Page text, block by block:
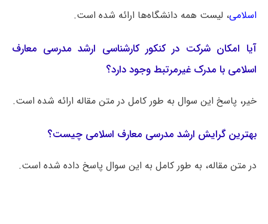
اسلامی، لیست همه دانشگاه‌ها ارائه شده است.
آیا امکان شرکت در کنکور کارشناسی ارشد مدرسی معارف
اسلامی با مدرک غیرمرتبط وجود دارد؟
خیر، پاسخ این سوال به طور کامل در متن مقاله ارائه شده است.
بهترین گرایش ارشد مدرسی معارف اسلامی چیست؟
در متن مقاله، به طور کامل به این سوال پاسخ داده شده است.